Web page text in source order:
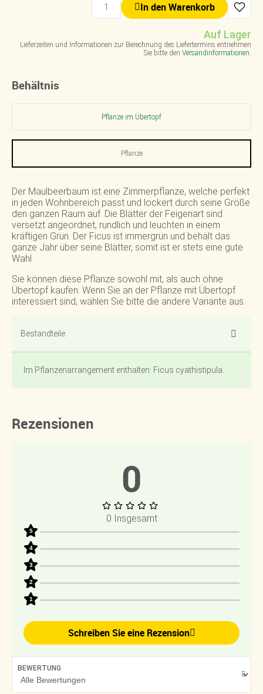
In den Warenkorb
Auf Lager
Lieferzeiten und Informationen zur Berechnung des Liefertermins entnehmen
Sie bitte den Versandinformationen.
Behältnis
Pflanze im Übertopf
Pflanze
Der Maulbeerbaum ist eine Zimmerpflanze, welche perfekt
in jeden Wohnbereich passt und lockert durch seine Größe
den ganzen Raum auf. Die Blätter der Feigenart sind
versetzt angeordnet, rundlich und leuchten in einem
kräftigen Grün. Der Ficus ist immergrün und behält das
ganze Jahr über seine Blätter, somit ist er stets eine gute
Wahl.
Sie können diese Pflanze sowohl mit, als auch ohne
Übertopf kaufen. Wenn Sie an der Pflanze mit Übertopf
interessiert sind, wählen Sie bitte die andere Variante aus.
Bestandteile
Im Pflanzenarrangement enthalten: Ficus cyathistipula.
Rezensionen
0
0 Insgesamt
5
4
3
2
1
Schreiben Sie eine Rezension
BEWERTUNG